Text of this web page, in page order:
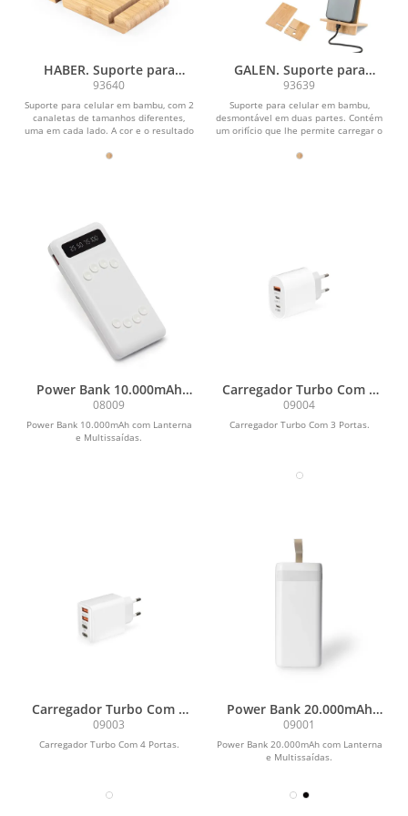
HABER. Suporte para
celular com duas canaletas
de tamanhos diferentes,
em bambu
93640
Suporte para celular em bambu, com 2
canaletas de tamanhos diferentes,
uma em cada lado. A cor e o resultado
GALEN. Suporte para
celular em bambu,
desmontável em duas
partes
93639
Suporte para celular em bambu,
desmontável em duas partes. Contém
um orifício que lhe permite carregar o
Power Bank 10.000mAh
com Lanterna e
Multissaídas
08009
Power Bank 10.000mAh com Lanterna
e Multissaídas.
Carregador Turbo Com 3
Portas
09004
Carregador Turbo Com 3 Portas.
Carregador Turbo Com 4
Portas
09003
Carregador Turbo Com 4 Portas.
Power Bank 20.000mAh
com Lanterna e
Multissaídas
09001
Power Bank 20.000mAh com Lanterna
e Multissaídas.